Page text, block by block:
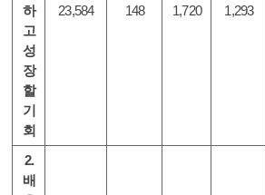
하
고
성
장
할
기
회
23,584 148 1,720 1,293
2.
배